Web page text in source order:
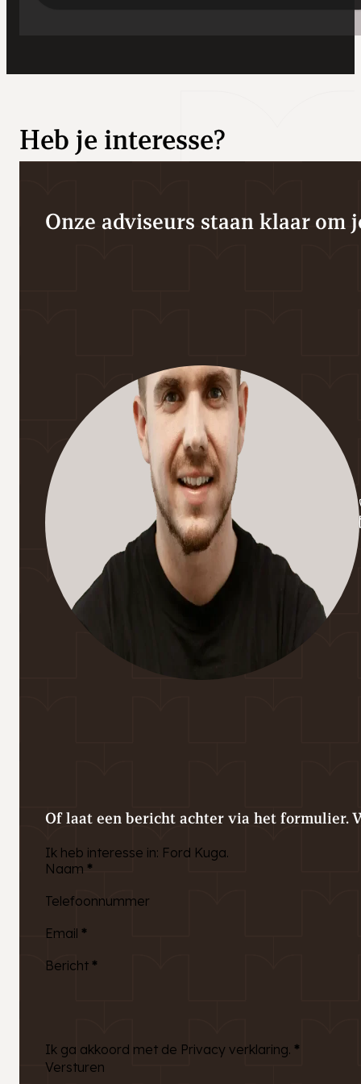
Heb je interesse?
Onze adviseurs staan klaar om
Of laat een bericht achter via het formulier.
Ik heb interesse in: Ford Kuga.
Naam *
Telefoonnummer
Email *
Bericht *
Ik ga akkoord met de Privacy verklaring. *
Versturen